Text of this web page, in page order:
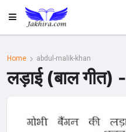
Home abdul-malik-khan
लड़ाई (बाल